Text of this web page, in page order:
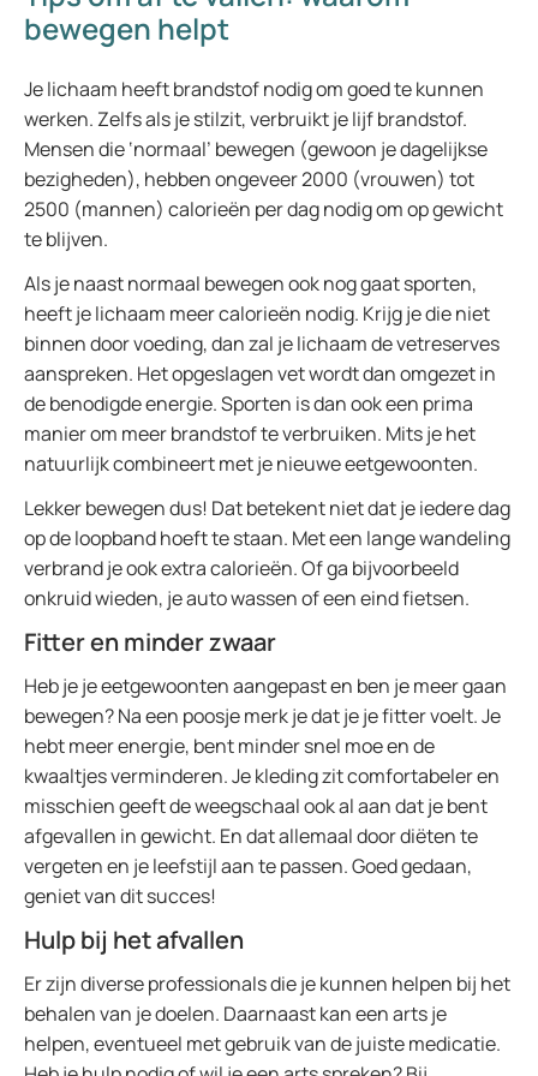
bewegen helpt
Je lichaam heeft brandstof nodig om goed te kunnen
werken. Zelfs als je stilzit, verbruikt je lijf brandstof.
Mensen die ‘normaal’ bewegen (gewoon je dagelijkse
bezigheden), hebben ongeveer 2000 (vrouwen) tot
2500 (mannen) calorieën per dag nodig om op gewicht
te blijven.
Als je naast normaal bewegen ook nog gaat sporten,
heeft je lichaam meer calorieën nodig. Krijg je die niet
binnen door voeding, dan zal je lichaam de vetreserves
aanspreken. Het opgeslagen vet wordt dan omgezet in
de benodigde energie. Sporten is dan ook een prima
manier om meer brandstof te verbruiken. Mits je het
natuurlijk combineert met je nieuwe eetgewoonten.
Lekker bewegen dus! Dat betekent niet dat je iedere dag
op de loopband hoeft te staan. Met een lange wandeling
verbrand je ook extra calorieën. Of ga bijvoorbeeld
onkruid wieden, je auto wassen of een eind fietsen.
Fitter en minder zwaar
Heb je je eetgewoonten aangepast en ben je meer gaan
bewegen? Na een poosje merk je dat je je fitter voelt. Je
hebt meer energie, bent minder snel moe en de
kwaaltjes verminderen. Je kleding zit comfortabeler en
misschien geeft de weegschaal ook al aan dat je bent
afgevallen in gewicht. En dat allemaal door diëten te
vergeten en je leefstijl aan te passen. Goed gedaan,
geniet van dit succes!
Hulp bij het afvallen
Er zijn diverse professionals die je kunnen helpen bij het
behalen van je doelen. Daarnaast kan een arts je
helpen, eventueel met gebruik van de juiste medicatie.